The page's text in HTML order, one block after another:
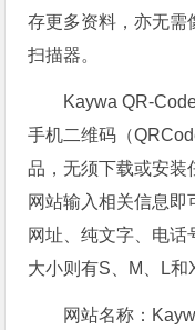
存更多资料，亦无需
扫描器。
Kaywa QR-
手机二维码（
品，无须下载或安装
网站输入相关信息即
网址、纯文字、电话
大小则有S、M、L和
网站名称：